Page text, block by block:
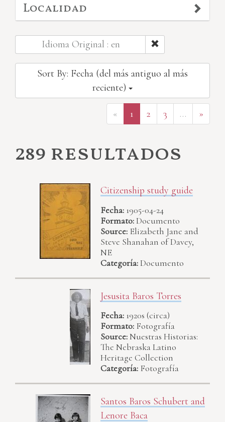
Localidad
Idioma Original : en
Sort By: Fecha (del más antiguo al más
reciente)
« 1 2 3 … »
289 resultados
Citizenship study guide
Fecha: 1905-04-24
Formato:Documento
Source: Elizabeth Jane and
Steve Shanahan of Davey,
NE
Categoría:Documento
Jesusita Baros Torres
Fecha: 1920s (circa)
Formato: Fotografía
Source:Nuestras Historias:
The Nebraska Latino
Heritage Collection
Categoría: Fotografía
Santos Baros Schubert and
Lenore Baca